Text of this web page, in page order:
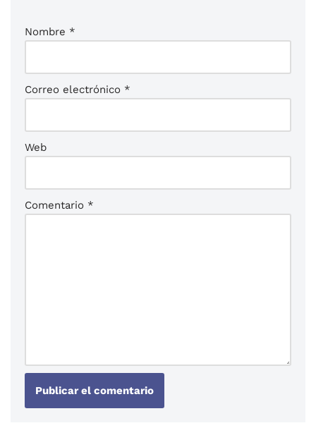
Nombre *
Correo electrónico *
Web
Comentario *